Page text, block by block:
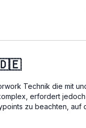
🇩🇪
Technik die mit
erfordert
zu beachten, auf